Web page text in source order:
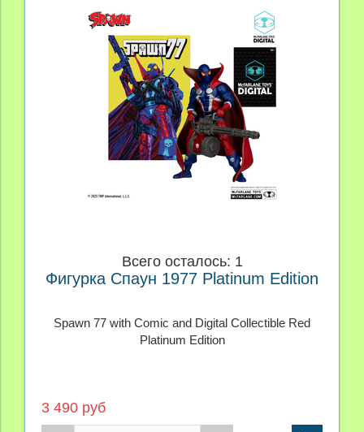
Всего осталось: 1
Фигурка Спаун 1977 Platinum Edition
Spawn 77 with Comic and Digital Collectible Red
Platinum Edition
3 490 руб